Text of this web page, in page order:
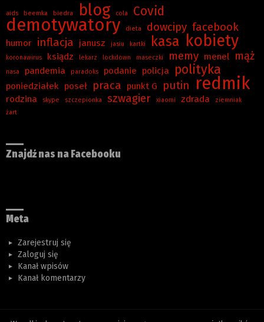
aids beemka biedra blog cola Covid
demotywatory dieta dowcipy facebook
humor inflacja janusz jasiu kartki kasa kobiety
koronawirus ksiądz lekarz lockdown maseczki memy menel mąż
nasa pandemia paradoks podanie policja polityka
poniedziałek poseł praca punkt G putin redmik
rodzina skype szczepionka szwagier xiaomi zdrada
ziemniak
żart
Znajdź nas na Facebooku
Meta
Zarejestruj się
Zaloguj się
Kanał wpisów
Kanał komentarzy